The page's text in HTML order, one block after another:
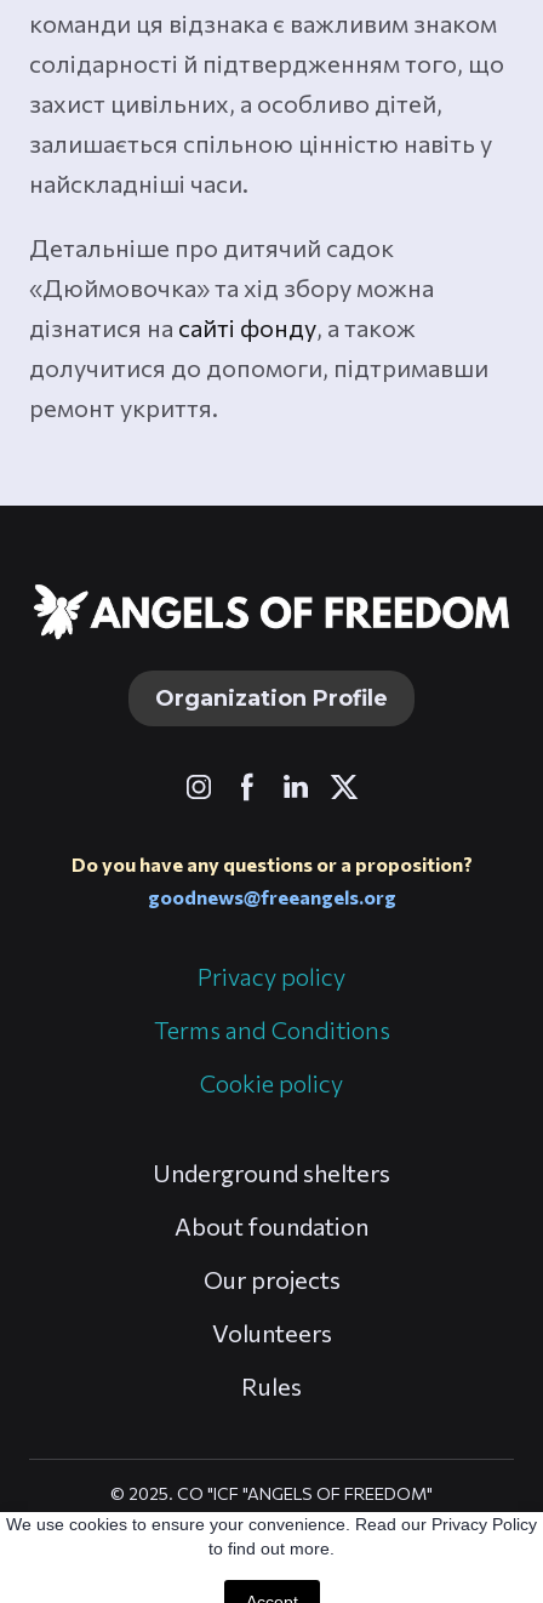
команди ця відзнака є важливим знаком
солідарності й підтвердженням того, що
захист цивільних, а особливо дітей,
залишається спільною цінністю навіть у
найскладніші часи.
Детальніше про дитячий садок
«Дюймовочка» та хід збору можна
дізнатися на сайті фонду, а також
долучитися до допомоги, підтримавши
ремонт укриття.
Organization Profile
Do you have any questions or a proposition?
goodnews@freeangels.org
Privacy policy
Terms and Conditions
Cookie policy
Underground shelters
About foundation
Our projects
Volunteers
Rules
© 2025. CO "ICF "ANGELS OF FREEDOM"
All rights Reserved
We use cookies to ensure your convenience. Read our Privacy Policy
to find out more.